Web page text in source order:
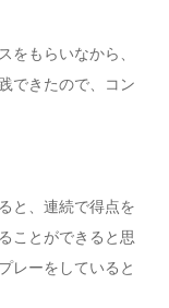
をもらいなから、
できたので、コン
と、連続で得点を
ことができると思
レーをしていると